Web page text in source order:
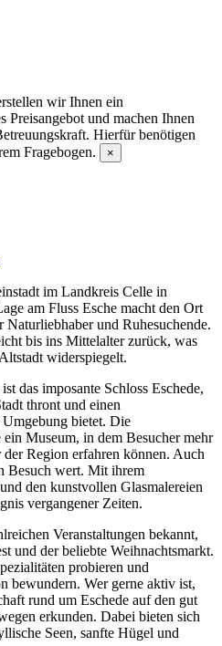
wir Ihnen ein
Preisangebot und machen Ihnen
Hierfür benötigen
Fragebogen.
×
im Landkreis Celle in
am Fluss Esche macht den Ort
und Ruhesuchende.
bis ins Mittelalter zurück, was
widerspiegelt.
das imposante Schloss Eschede,
thront und einen
bietet. Die
ein Museum, in dem Besucher mehr
Region erfahren können. Auch
Besuch wert. Mit ihrem
den kunstvollen Glasmalereien
vergangener Zeiten.
Veranstaltungen bekannt,
und der beliebte Weihnachtsmarkt.
probieren und
bewundern. Wer gerne aktiv ist,
rund um Eschede auf den gut
erkunden. Dabei bieten sich
Seen, sanfte Hügel und